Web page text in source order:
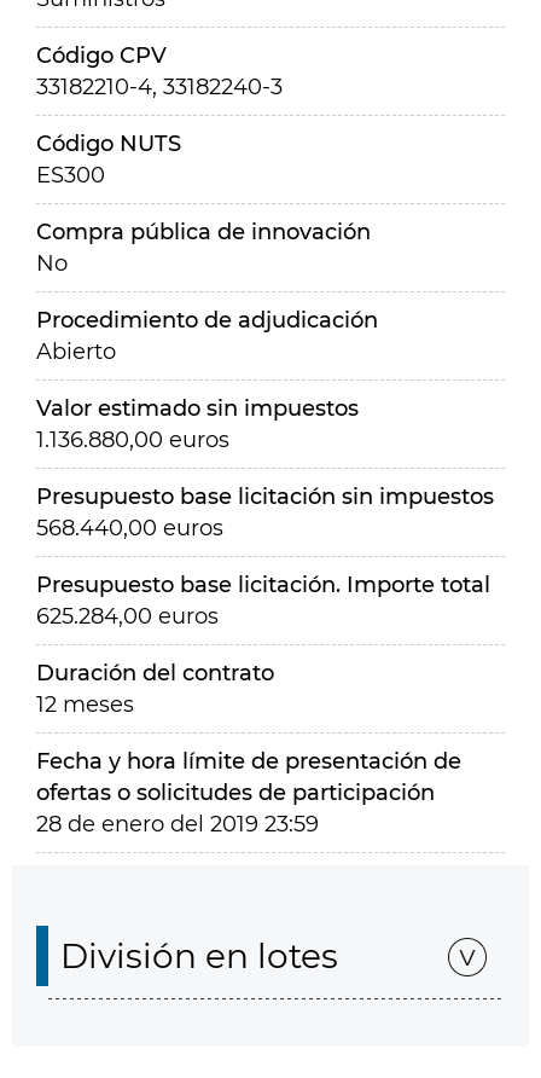
Código CPV
33182210-4, 33182240-3
Código NUTS
ES300
Compra pública de innovación
No
Procedimiento de adjudicación
Abierto
Valor estimado sin impuestos
1.136.880,00 euros
Presupuesto base licitación sin impuestos
568.440,00 euros
Presupuesto base licitación. Importe total
625.284,00 euros
Duración del contrato
12 meses
Fecha y hora límite de presentación de
ofertas o solicitudes de participación
28 de enero del 2019 23:59
División en lotes